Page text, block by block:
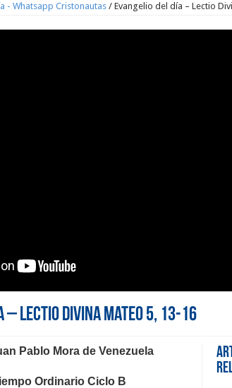
- Whatsapp Cristonautas / Evangelio del día – Lectio
– Lectio Divina Mateo 5, 13-16
Pablo Mora de Venezuela
Ordinario Ciclo B